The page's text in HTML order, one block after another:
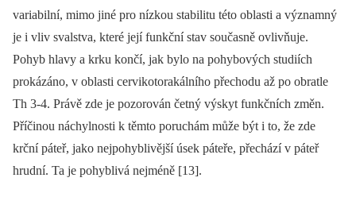
variabilní, mimo jiné pro nízkou stabilitu této oblasti a významný
je i vliv svalstva, které její funkční stav současně ovlivňuje.
Pohyb hlavy a krku končí, jak bylo na pohybových studiích
prokázáno, v oblasti cervikotorakálního přechodu až po obratle
Th 3‑4. Právě zde je pozorován četný výskyt funkčních změn.
Příčinou náchylnosti k těmto poruchám může být i to, že zde
krční páteř, jako nejpohyblivější úsek páteře, přechází v páteř
hrudní. Ta je pohyblivá nejméně [13].